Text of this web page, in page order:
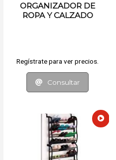
ORGANIZADOR DE
ROPA Y CALZADO
Regístrate para ver precios.
Consultar